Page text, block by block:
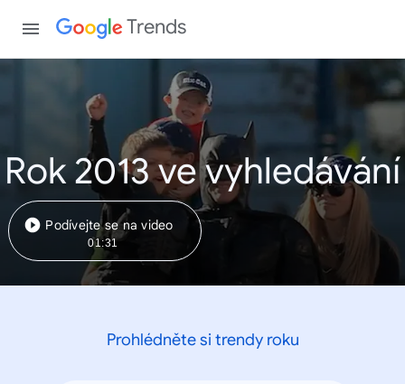
Trends
Rok 2013 ve vyhledávání
Podívejte se na video
01:31
Prohlédněte si trendy roku